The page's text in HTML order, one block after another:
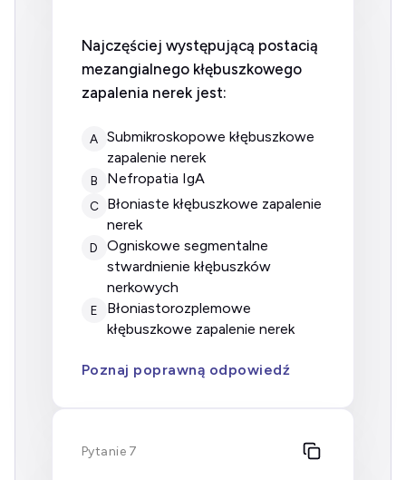
Najczęściej występującą postacią
mezangialnego kłębuszkowego
zapalenia nerek jest:
A
Submikroskopowe kłębuszkowe
zapalenie nerek
B Nefropatia IgA
C
Błoniaste kłębuszkowe zapalenie
nerek
D
Ogniskowe segmentalne
stwardnienie kłębuszków
nerkowych
E
Błoniastorozplemowe
kłębuszkowe zapalenie nerek
Poznaj poprawną odpowiedź
Pytanie 7